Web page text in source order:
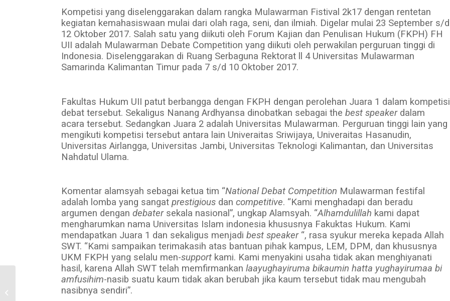
Kompetisi yang diselenggarakan dalam rangka Mulawarman Fistival 2k17 dengan rentetan
kegiatan kemahasiswaan mulai dari olah raga, seni, dan ilmiah. Digelar mulai 23 September s/d
12 Oktober 2017. Salah satu yang diikuti oleh Forum Kajian dan Penulisan Hukum (FKPH) FH
UII adalah Mulawarman Debate Competition yang diikuti oleh perwakilan perguruan tinggi di
Indonesia. Diselenggarakan di Ruang Serbaguna Rektorat ll 4 Universitas Mulawarman
Samarinda Kalimantan Timur pada 7 s/d 10 Oktober 2017.
Fakultas Hukum UII patut berbangga dengan FKPH dengan perolehan Juara 1 dalam kompetisi
debat tersebut. Sekaligus Nanang Ardhyansa dinobatkan sebagai the best speakerdalam
acara tersebut. Sedangkan Juara 2 adalah Universitas Mulawarman. Perguruan tinggi lain yang
mengikuti kompetisi tersebut antara lain Univeraitas Sriwijaya, Univeraitas Hasanudin,
Universitas Airlangga, Universitas Jambi, Universitas Teknologi Kalimantan, dan Universitas
Nahdatul Ulama.
Komentar alamsyah sebagai ketua tim “National Debat Competition Mulawarman festifal
adalah lomba yang sangat prestigious dan competitive. “Kami menghadapi dan beradu
argumen dengan debatersekala nasional”, ungkap Alamsyah. “Alhamdulillah kami dapat
mengharumkan nama Universitas Islam indonesia khususnya Fakuktas Hukum. Kami
mendapatkan Juara 1 dan sekaligus menjadi best speaker“, rasa syukur mereka kepada Allah
SWT. “Kami sampaikan terimakasih atas bantuan pihak kampus, LEM, DPM, dan khususnya
UKM FKPH yang selalu men-support kami. Kami menyakini usaha tidak akan menghiyanati
hasil, karena Allah SWT telah memfirmankan laayughayiruma bikaumin hatta yughayirumaa bi
amfusihim-nasib suatu kaum tidak akan berubah jika kaum tersebut tidak mau mengubah
nasibnya sendiri”.
PSHKITB FH UII Berikan
Pelatihan Teknik dan